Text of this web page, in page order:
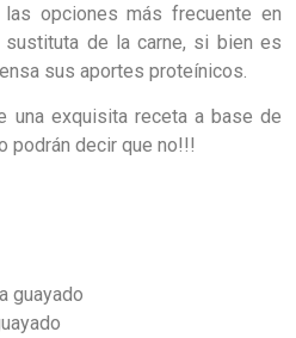
opciones más frecuente en
de la carne, si bien es
sus aportes proteínicos.
una exquisita receta a base de
podrán decir que no!!!
guayado